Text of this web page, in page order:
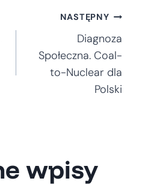
NASTĘPNY
Diagnoza
Społeczna. Coal-
to-Nuclear dla
Polski
wpisy